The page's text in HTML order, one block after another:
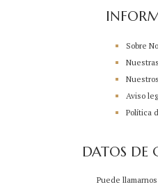
Sobre
Aviso
Política
DATOS DE
Puede